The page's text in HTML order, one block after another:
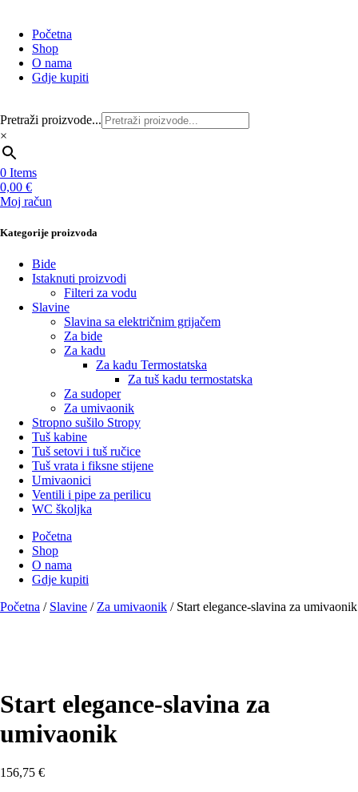
Početna
Shop
O nama
Gdje kupiti
Pretraži proizvode...
×
0 Items
0,00 €
Moj račun
Kategorije proizvoda
Bide
Istaknuti proizvodi
Filteri za vodu
Slavine
Slavina sa električnim grijačem
Za bide
Za kadu
Za kadu Termostatska
Za tuš kadu termostatska
Za sudoper
Za umivaonik
Stropno sušilo Stropy
Tuš kabine
Tuš setovi i tuš ručice
Tuš vrata i fiksne stijene
Umivaonici
Ventili i pipe za perilicu
WC školjka
Početna
Shop
O nama
Gdje kupiti
Početna / Slavine / Za umivaonik / Start elegance-slavina za umivaonik
Start elegance-slavina za
umivaonik
156,75 €